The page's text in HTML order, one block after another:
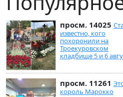
просм. 14025
известно, кого
похоронили на
Троекуровском
кладбище 5 и 6
просм. 11261
король Марокко